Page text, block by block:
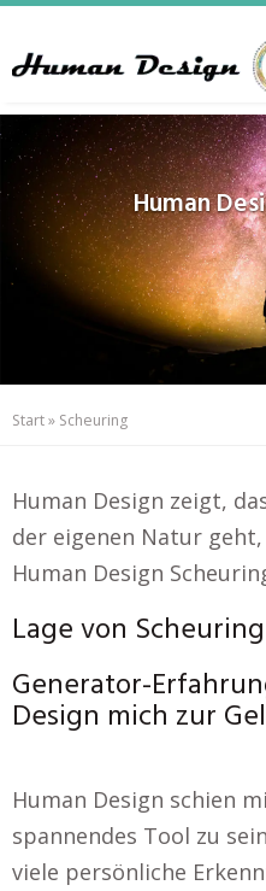
content
Human
Start» Scheuring
Human Design zeigt,
der eigenen Natur
Human Design
Lage von Scheuring
Generator-
Design mich zur
Human Design schien
spannendes Tool zu
viele persönliche